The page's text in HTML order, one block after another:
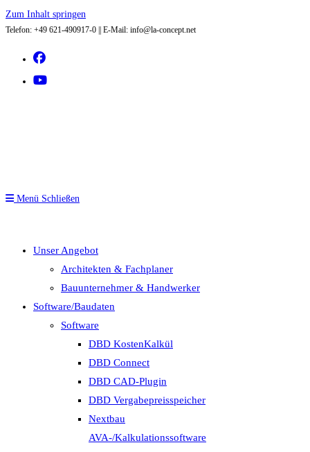
Zum Inhalt springen
Telefon: +49 621-490917-0 || E-Mail: info@la-concept.net
Menü Schließen
Unser Angebot
Architekten & Fachplaner
Bauunternehmer & Handwerker
Software/Baudaten
Software
DBD KostenKalkül
DBD Connect
DBD CAD-Plugin
DBD Vergabepreisspeicher
Nextbau
AVA-/Kalkulationssoftware